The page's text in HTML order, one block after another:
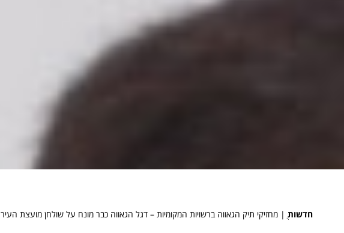
חדשות ֻ| מחזיקי תיק הגאווה ברשויות המקומיות – דגל הגאווה כבר מונח על שולחן מועצת העיר